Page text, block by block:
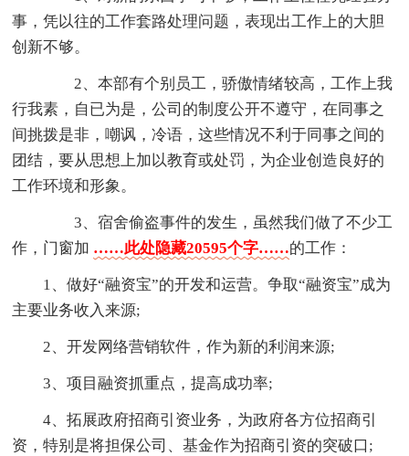
事，凭以往的工作套路处理问题，表现出工作上的大胆
创新不够。
2、本部有个别员工，骄傲情绪较高，工作上我
行我素，自已为是，公司的制度公开不遵守，在同事之
间挑拨是非，嘲讽，冷语，这些情况不利于同事之间的
团结，要从思想上加以教育或处罚，为企业创造良好的
工作环境和形象。
3、宿舍偷盗事件的发生，虽然我们做了不少工
作，门窗加 ……此处隐藏20595个字……的工作：
1、做好“融资宝”的开发和运营。争取“融资宝”成为
主要业务收入来源;
2、开发网络营销软件，作为新的利润来源;
3、项目融资抓重点，提高成功率;
4、拓展政府招商引资业务，为政府各方位招商引
资，特别是将担保公司、基金作为招商引资的突破口;